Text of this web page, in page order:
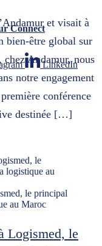
Connect
LinkedIn
et visait à
bien-être global sur
Andamur, nous
notre engagement
conférence
destinée […]
le principal
au Maroc
Logismed, le